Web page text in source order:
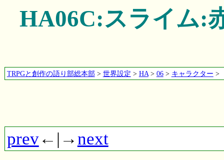
HA06C:スライム:
TRPGと創作の語り部総本部> 世界設定 > HA> 06> キャラクター >
prev←|→next